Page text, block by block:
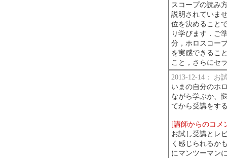
スコープの読み
説明されていま
位を決めること
り学びます．ご
分，ホロスコー
を実感できるこ
こと，さらにセ
2013-12-14： お
いまの自分のホ
ながら学ぶか、
てから受講をす
[講師からのコメ
お試し受講とレ
く感じられるか
にマンツーマン